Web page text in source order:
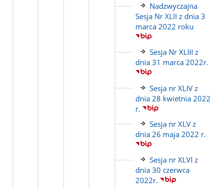
Link
do
strony
Nadzwyczajna
Sesja Nr XLII z dnia 3
marca 2022 roku
Link
do
strony
Sesja Nr XLIII z
dnia 31 marca 2022r.
Link
do
strony
Sesja nr XLIV z
dnia 28 kwietnia 2022
r.
Link
do
strony
Sesja nr XLV z
dnia 26 maja 2022 r.
Link
do
strony
Sesja nr XLVI z
dnia 30 czerwca
2022r.